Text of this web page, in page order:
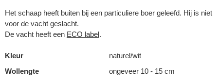
Het schaap heeft buiten bij een particuliere boer geleefd. Hij is niet
voor de vacht geslacht.
De vacht heeft een ECO label.
Kleur
naturel/wit
Wollengte
ongeveer 10 - 15 cm